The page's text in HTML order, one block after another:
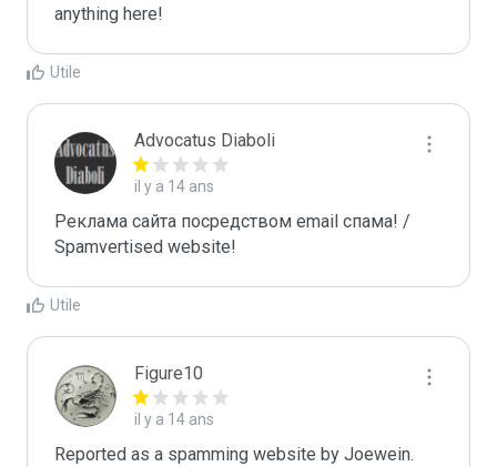
anything here!
Utile
Advocatus Diaboli
il y a 14 ans
Реклама сайта посредством email спама! /
Spamvertised website!
Utile
Figure10
il y a 14 ans
Reported as a spamming website by Joewein.